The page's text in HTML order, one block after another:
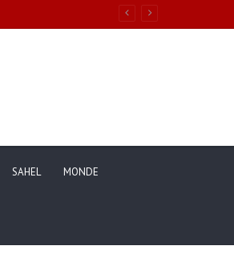
2019 et 2025
SAHEL MONDE